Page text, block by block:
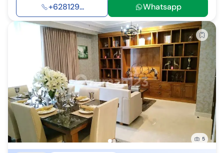
+628129... Whatsapp
5